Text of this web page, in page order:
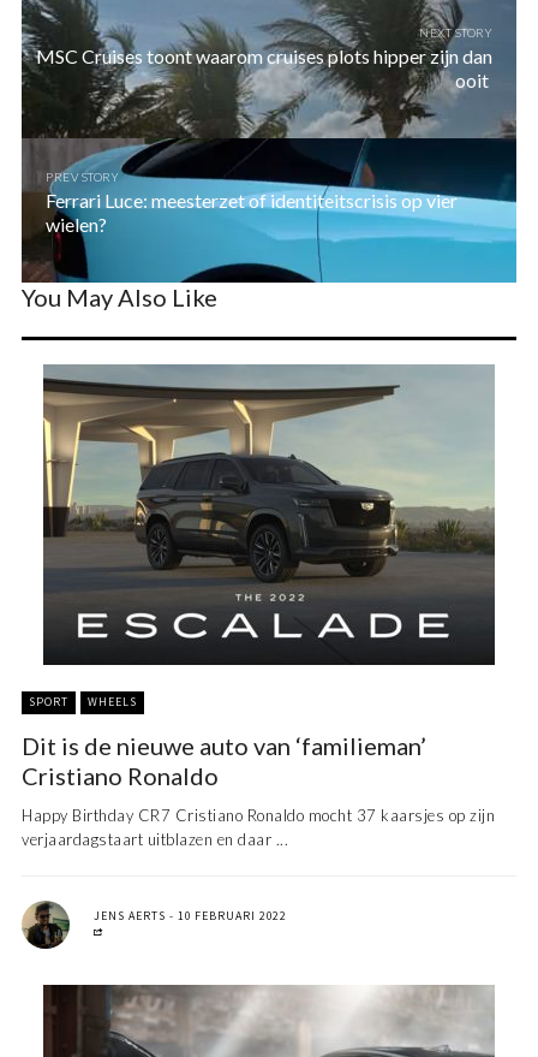
NEXT STORY
MSC Cruises toont waarom cruises plots hipper zijn dan
ooit
PREV STORY
Ferrari Luce: meesterzet of identiteitscrisis op vier
wielen?
You May Also Like
SPORT WHEELS
Dit is de nieuwe auto van ‘familieman’
Cristiano Ronaldo
Happy Birthday CR7 Cristiano Ronaldo mocht 37 kaarsjes op zijn
verjaardagstaart uitblazen en daar ...
JENS AERTS 10 FEBRUARI 2022